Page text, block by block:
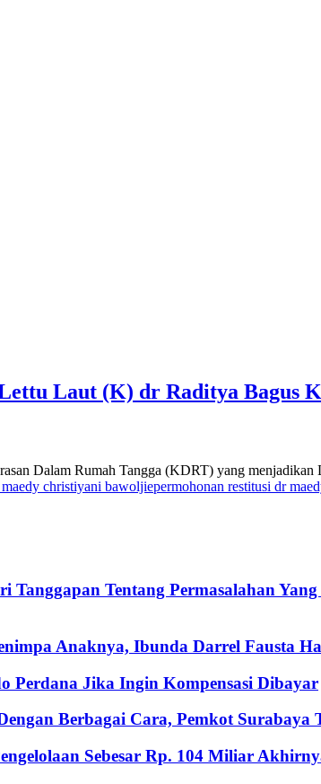
Laut (K) dr Raditya Bagus
Dalam Rumah Tangga (KDRT) yang
christiyani bawoljiepermohonan restitusi dr
Tentang Permasalahan
Anaknya, Ibunda Darrel Fausta
Perdana Jika Ingin Kompensasi Dibayar
Berbagai Cara, Pemkot
Sebesar Rp. 104 Miliar